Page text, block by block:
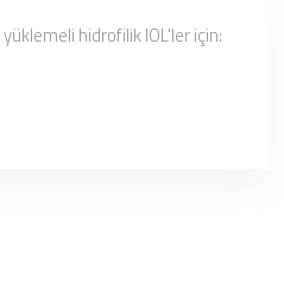
hidrofilik IOL'ler için: